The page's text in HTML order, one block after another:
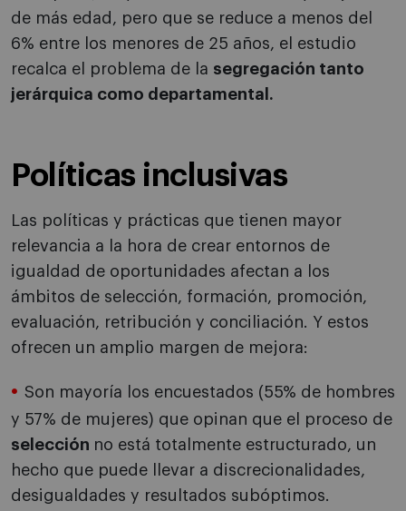
de más edad, pero que se reduce a menos del
6% entre los menores de 25 años, el estudio
recalca el problema de la segregación tanto
jerárquica como departamental.
Políticas inclusivas
Las políticas y prácticas que tienen mayor
relevancia a la hora de crear entornos de
igualdad de oportunidades afectan a los
ámbitos de selección, formación, promoción,
evaluación, retribución y conciliación. Y estos
ofrecen un amplio margen de mejora:
Son mayoría los encuestados (55% de hombres
y 57% de mujeres) que opinan que el proceso de
selección no está totalmente estructurado, un
hecho que puede llevar a discrecionalidades,
desigualdades y resultados subóptimos.